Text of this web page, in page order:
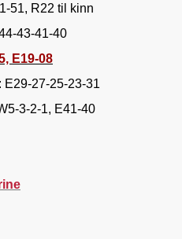
51, R22 til kinn
43-41-40
E19-08
E29-27-25-23-31
3-2-1, E41-40